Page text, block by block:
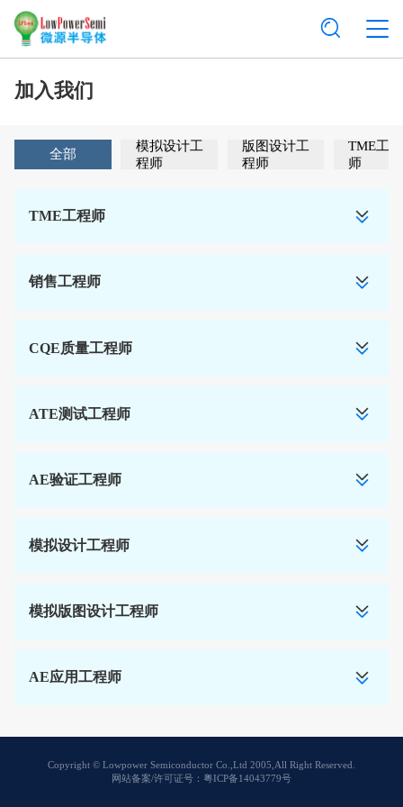
加入我们
全部
模拟设计工
程师
版图设计工
程师
TME工程
师
TME工程师
销售工程师
CQE质量工程师
ATE测试工程师
AE验证工程师
模拟设计工程师
模拟版图设计工程师
AE应用工程师
Copyright © Lowpower Semiconductor Co.,Ltd 2005,All Right Reserved.
网站备案/许可证号：粤ICP备14043779号